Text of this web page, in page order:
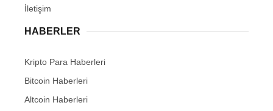
İletişim
HABERLER
Kripto Para Haberleri
Bitcoin Haberleri
Altcoin Haberleri